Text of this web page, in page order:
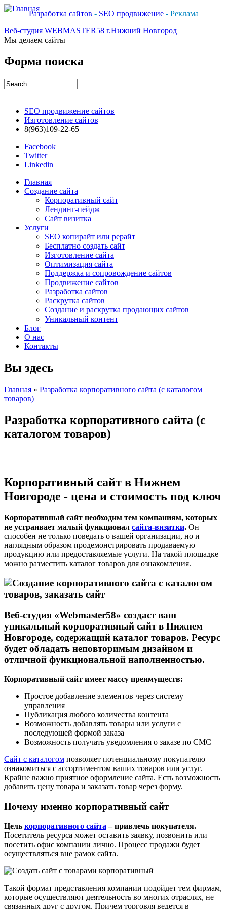
Разработка сайтов - SEO продвижение- Реклама
Веб-студия WEBMASTER58 г.Нижний Новгород
Мы делаем сайты
Форма поиска
SEO продвижение сайтов
Изготовление сайтов
8(963)109-22-65
Facebook
Twitter
Linkedin
Главная
Создание сайта
Корпоративный сайт
Лендинг-пейдж
Сайт визитка
Услуги
SEO копирайт или рерайт
Бесплатно создать сайт
Изготовление сайта
Оптимизация сайта
Поддержка и сопровождение сайтов
Продвижение сайтов
Разработка сайтов
Раскрутка сайтов
Создание и раскрутка продающих сайтов
Уникальный контент
Блог
О нас
Контакты
Вы здесь
Главная » Разработка корпоративного сайта (с каталогом
товаров)
Разработка корпоративного сайта (с
каталогом товаров)
Корпоративный сайт в Нижнем
Новгороде - цена и стоимость под ключ
Корпоративный сайт необходим тем компаниям, которых
не устраивает малый функционал сайта-визитки. Он
способен не только поведать о вашей организации, но и
наглядным образом продемонстрировать продаваемую
продукцию или предоставляемые услуги. На такой площадке
можно разместить каталог товаров для ознакомления.
Веб-студия «Webmaster58» создаст ваш
уникальный корпоративный сайт в Нижнем
Новгороде, содержащий каталог товаров. Ресурс
будет обладать неповторимым дизайном и
отличной функциональной наполненностью.
Корпоративный сайт имеет массу преимуществ:
Простое добавление элементов через систему
управления
Публикация любого количества контента
Возможность добавлять товары или услуги с
последующей формой заказа
Возможность получать уведомления о заказе по СМС
Сайт с каталогом позволяет потенциальному покупателю
ознакомиться с ассортиментом ваших товаров или услуг.
Крайне важно приятное оформление сайта. Есть возможность
добавить цену товара и заказать товар через форму.
Почему именно корпоративный сайт
Цель корпоративного сайта – привлечь покупателя.
Посетитель ресурса может оставить заявку, позвонить или
посетить офис компании лично. Процесс продажи будет
осуществляться вне рамок сайта.
Такой формат представления компании подойдет тем фирмам,
которые осуществляют деятельность во многих отраслях, не
связанных друг с другом. Причем торговля ведется в